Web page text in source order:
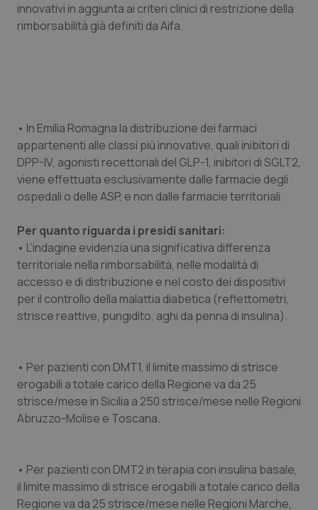
innovativi in aggiunta ai criteri clinici di restrizione della
rimborsabilità già definiti da Aifa.
• In Emilia Romagna la distribuzione dei farmaci
appartenenti alle classi più innovative, quali inibitori di
DPP-IV, agonisti recettoriali del GLP-1, inibitori di SGLT2,
viene effettuata esclusivamente dalle farmacie degli
ospedali o delle ASP, e non dalle farmacie territoriali.
Per quanto riguarda i presidi sanitari:
• L’indagine evidenzia una significativa differenza
territoriale nella rimborsabilità, nelle modalità di
accesso e di distribuzione e nel costo dei dispositivi
per il controllo della malattia diabetica (reflettometri,
strisce reattive, pungidito, aghi da penna di insulina).
• Per pazienti con DMT1, il limite massimo di strisce
erogabili a totale carico della Regione va da 25
strisce/mese in Sicilia a 250 strisce/mese nelle Regioni
Abruzzo-Molise e Toscana.
• Per pazienti con DMT2 in terapia con insulina basale,
il limite massimo di strisce erogabili a totale carico della
Regione va da 25 strisce/mese nelle Regioni Marche,